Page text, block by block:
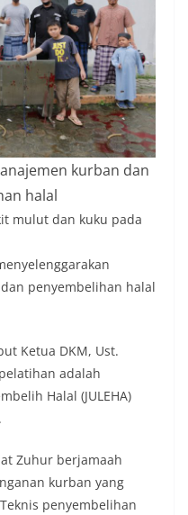
kurban dan
halal
mulut dan kuku pada
penyembelihan halal
Ketua DKM, Ust.
adalah
Halal (JULEHA)
Zuhur berjamaah
kurban yang
penyembelihan